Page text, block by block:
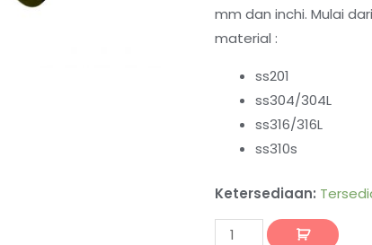
mm dan inchi. Mulai
material :
ss201
ss304/304L
ss316/316L
ss310s
Ketersediaan: